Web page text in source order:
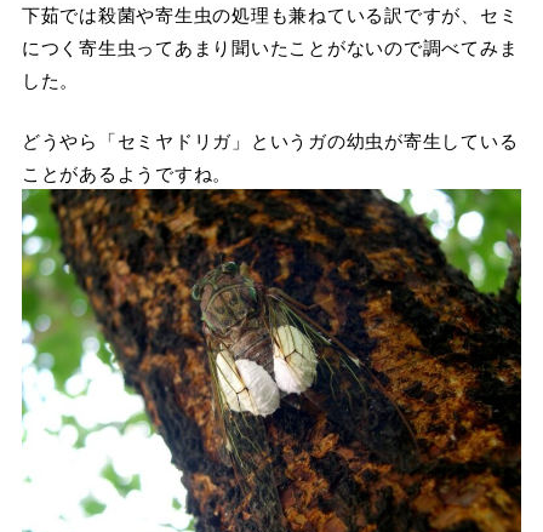
下茹では殺菌や寄生虫の処理も兼ねている訳ですが、セミ
につく寄生虫ってあまり聞いたことがないので調べてみま
した。
どうやら「セミヤドリガ」というガの幼虫が寄生している
ことがあるようですね。